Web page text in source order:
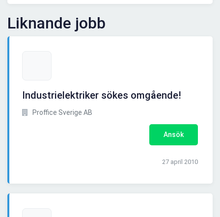
Liknande jobb
Industrielektriker sökes omgående!
Proffice Sverige AB
Ansök
27 april 2010